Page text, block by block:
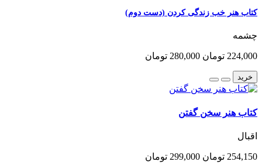
کتاب هنر خب زندگی کردن (دست دوم)
چشمه
224,000 تومان 280,000 تومان
خرید
کتاب هنر سخن گفتن
اقبال
254,150 تومان 299,000 تومان